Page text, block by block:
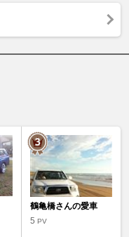
鶴亀橋さんの愛車
5 PV